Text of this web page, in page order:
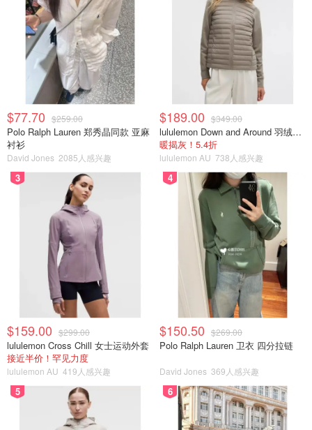
$77.70 $259.00
Polo Ralph Lauren 郑秀晶同款 亚麻
衬衫
David Jones 2085人感兴趣
$189.00 $349.00
lululemon Down and Around 羽绒夹克
暖揭灰！5.4折
lululemon AU 738人感兴趣
3
$159.00 $299.00
lululemon Cross Chill 女士运动外套
接近半价！罕见力度
lululemon AU 419人感兴趣
4
$150.50 $269.00
Polo Ralph Lauren 卫衣 四分拉链
David Jones 369人感兴趣
5 6